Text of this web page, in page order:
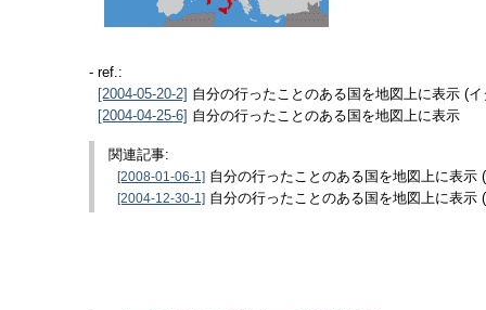
- ref.:
[2004-05-20-2] 自分の行ったことのある国を地図上に表示 (イ
[2004-04-25-6] 自分の行ったことのある国を地図上に表示
関連記事:
[2008-01-06-1] 自分の行ったことのある国を地図上に表示
[2004-12-30-1] 自分の行ったことのある国を地図上に表示